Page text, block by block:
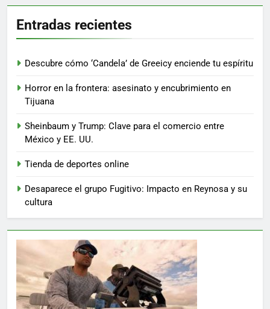
Entradas recientes
Descubre cómo ‘Candela’ de Greeicy enciende tu espíritu
Horror en la frontera: asesinato y encubrimiento en
Tijuana
Sheinbaum y Trump: Clave para el comercio entre
México y EE. UU.
Tienda de deportes online
Desaparece el grupo Fugitivo: Impacto en Reynosa y su
cultura